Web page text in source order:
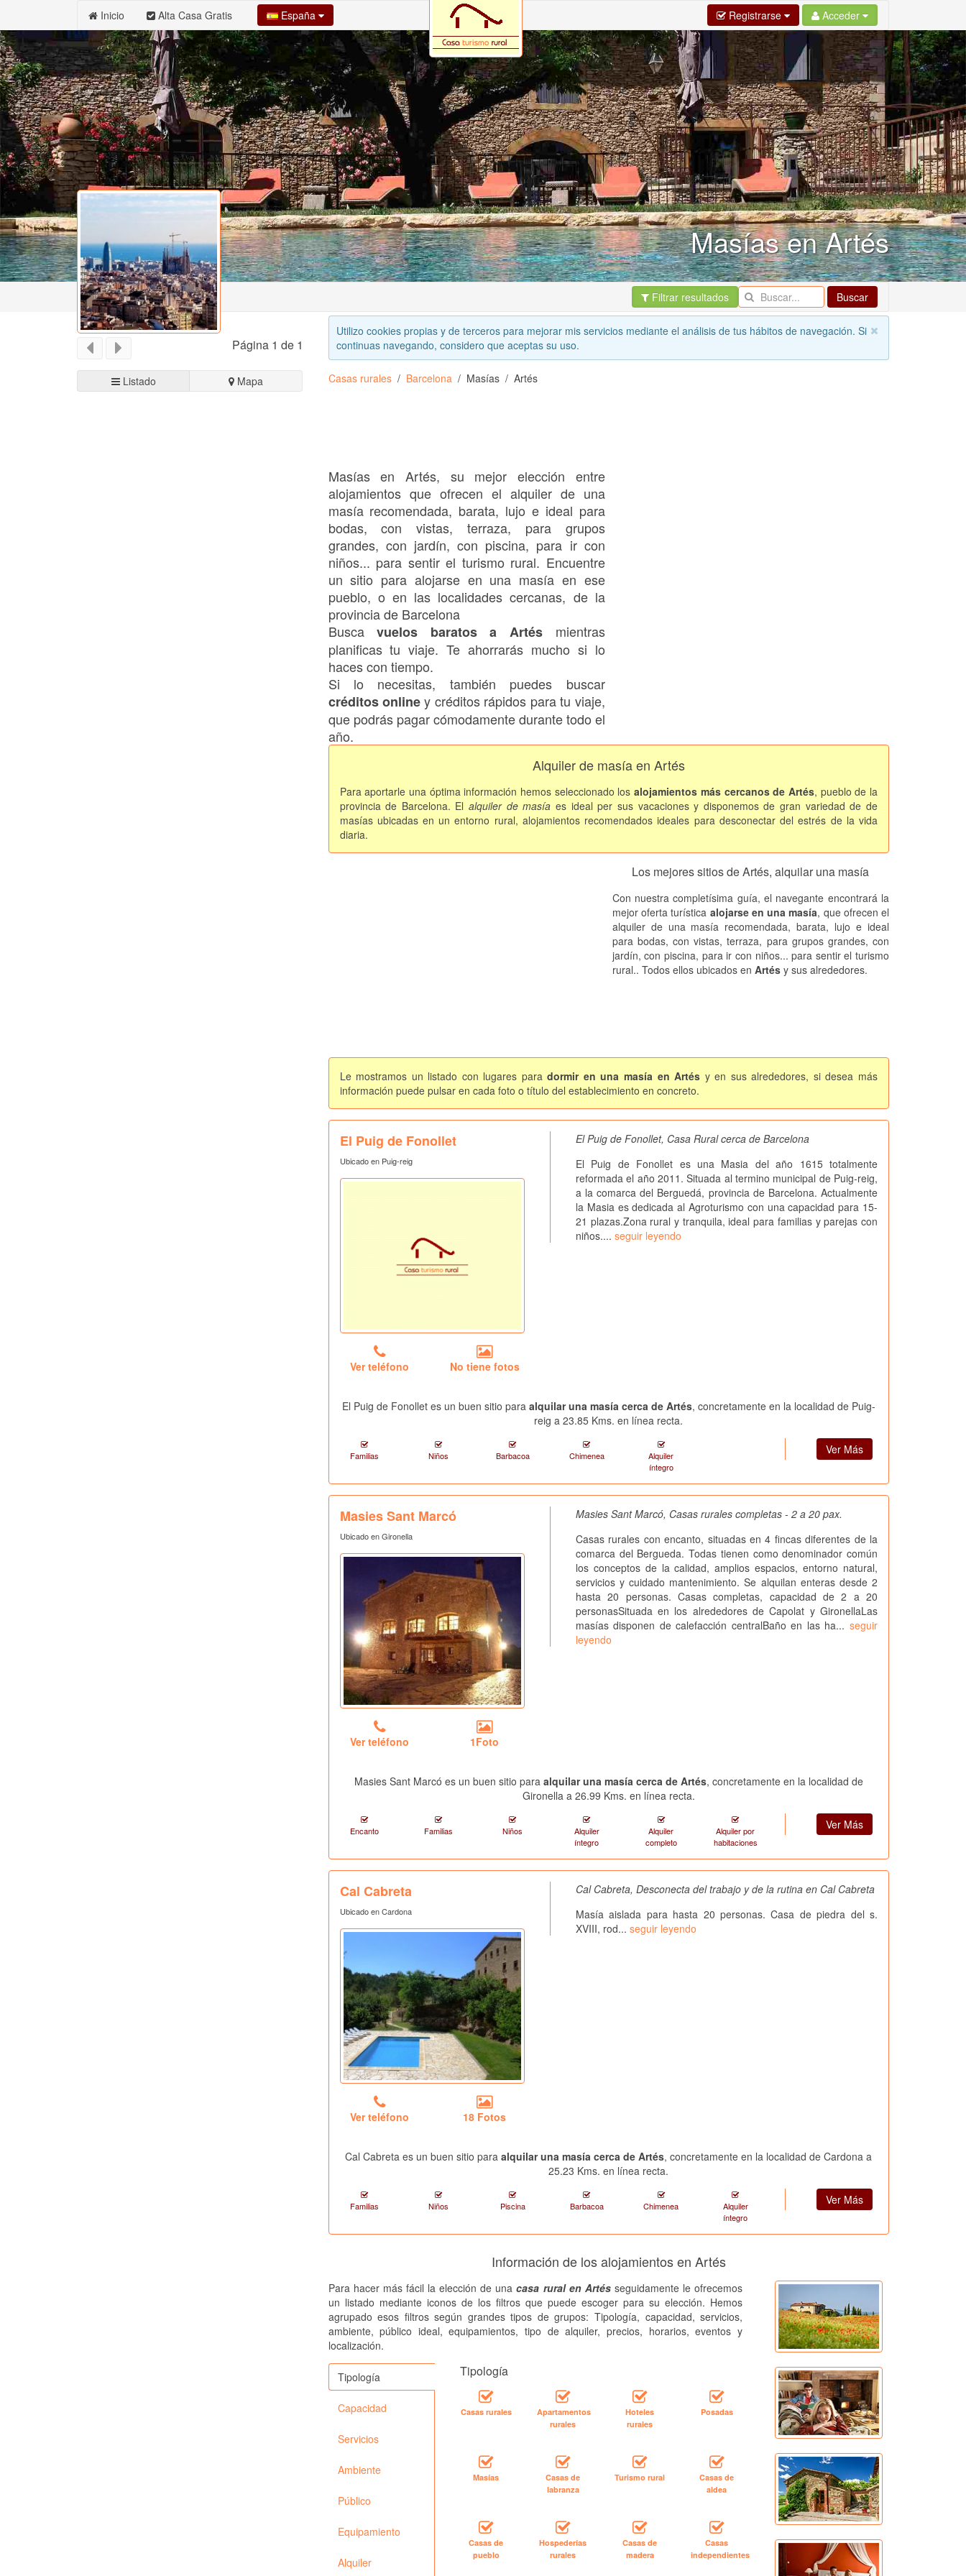
Inicio Alta Casa Gratis España Registrarse Acceder
Masías en Artés
Filtrar resultados Buscar
Página 1 de 1
Listado Mapa
Utilizo cookies propias y de terceros para mejorar mis servicios mediante el análisis de tus hábitos de navegación. Si
continuas navegando, considero que aceptas su uso.
Casas rurales Barcelona Masías Artés
Masías en Artés, su mejor elección entre
alojamientos que ofrecen el alquiler de una
masía recomendada, barata, lujo e ideal para
bodas, con vistas, terraza, para grupos
grandes, con jardín, con piscina, para ir con
niños... para sentir el turismo rural. Encuentre
un sitio para alojarse en una masía en ese
pueblo, o en las localidades cercanas, de la
provincia de Barcelona
Buscavuelos baratos a Artés mientras
planificas tu viaje. Te ahorrarás mucho si lo
haces con tiempo.
Si lo necesitas, también puedes buscar
créditos onliney créditos rápidos para tu viaje,
que podrás pagar cómodamente durante todo el
año.
Alquiler de masía en Artés
Para aportarle una óptima información hemos seleccionado losalojamientos más cercanos de Artés, pueblo de la
provincia de Barcelona. Elalquiler de masía es ideal per sus vacaciones y disponemos de gran variedad de de
masías ubicadas en un entorno rural, alojamientos recomendados ideales para desconectar del estrés de la vida
diaria.
Los mejores sitios de Artés, alquilar una masía
Con nuestra completísima guía, el navegante encontrará la
mejor oferta turística alojarse en una masía, que ofrecen el
alquiler de una masía recomendada, barata, lujo e ideal
para bodas, con vistas, terraza, para grupos grandes, con
jardín, con piscina, para ir con niños... para sentir el turismo
rural.. Todos ellos ubicados en Artésy sus alrededores.
Le mostramos un listado con lugares paradormir en una masía en Artés y en sus alrededores, si desea más
información puede pulsar en cada foto o título del establecimiento en concreto.
El Puig de Fonollet
Ubicado en Puig-reig
Ver teléfono No tiene fotos
El Puig de Fonollet, Casa Rural cerca de Barcelona
El Puig de Fonollet es una Masia del año 1615 totalmente
reformada el año 2011. Situada al termino municipal de Puig-reig,
a la comarca del Berguedá, provincia de Barcelona. Actualmente
la Masia es dedicada al Agroturismo con una capacidad para 15-
21 plazas.Zona rural y tranquila, ideal para familias y parejas con
niños.... seguir leyendo
El Puig de Fonollet es un buen sitio para alquilar una masía cerca de Artés, concretamente en la localidad de Puig-
reig a 23.85 Kms. en línea recta.
Familias Niños Barbacoa Chimenea
Alquiler
íntegro
Ver Más
Masies Sant Marcó
Ubicado en Gironella
Ver teléfono 1Foto
Masies Sant Marcó, Casas rurales completas - 2 a 20 pax.
Casas rurales con encanto, situadas en 4 fincas diferentes de la
comarca del Bergueda. Todas tienen como denominador común
los conceptos de la calidad, amplios espacios, entorno natural,
servicios y cuidado mantenimiento. Se alquilan enteras desde 2
hasta 20 personas. Casas completas, capacidad de 2 a 20
personasSituada en los alrededores de Capolat y GironellaLas
masías disponen de calefacción centralBaño en las ha... seguir
leyendo
Masies Sant Marcó es un buen sitio para alquilar una masía cerca de Artés, concretamente en la localidad de
Gironella a 26.99 Kms. en línea recta.
Encanto Familias Niños
Alquiler
íntegro
Alquiler
completo
Alquiler por
habitaciones
Ver Más
Cal Cabreta
Ubicado en Cardona
Ver teléfono 18 Fotos
Cal Cabreta, Desconecta del trabajo y de la rutina en Cal Cabreta
Masía aislada para hasta 20 personas. Casa de piedra del s.
XVIII, rod... seguir leyendo
Cal Cabreta es un buen sitio paraalquilar una masía cerca de Artés, concretamente en la localidad de Cardona a
25.23 Kms. en línea recta.
Familias Niños Piscina Barbacoa Chimenea
Alquiler
íntegro
Ver Más
Información de los alojamientos en Artés
Para hacer más fácil la elección de unacasa rural en Artésseguidamente le ofrecemos
un listado mediante iconos de los filtros que puede escoger para su elección. Hemos
agrupado esos filtros según grandes tipos de grupos: Tipología, capacidad, servicios,
ambiente, público ideal, equipamientos, tipo de alquiler, precios, horarios, eventos y
localización.
Tipología
Capacidad
Servicios
Ambiente
Público
Equipamiento
Alquiler
Tipología
Casas rurales
Apartamentos
rurales
Hoteles
rurales
Posadas
Masías
Casas de
labranza
Turismo rural
Casas de
aldea
Casas de
pueblo
Hospederías
rurales
Casas de
madera
Casas
independientes